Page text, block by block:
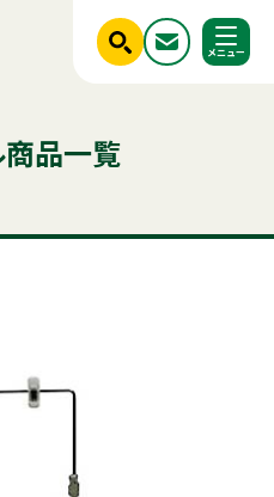
ら探す
閉じる
椅子ベンチフライヤー
品一覧